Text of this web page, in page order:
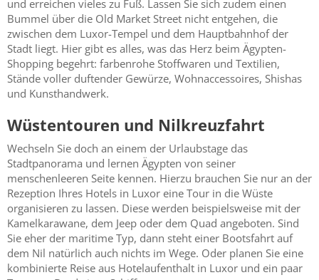
und erreichen vieles zu Fuß. Lassen Sie sich zudem einen
Bummel über die Old Market Street nicht entgehen, die
zwischen dem Luxor-Tempel und dem Hauptbahnhof der
Stadt liegt. Hier gibt es alles, was das Herz beim Ägypten-
Shopping begehrt: farbenrohe Stoffwaren und Textilien,
Stände voller duftender Gewürze, Wohnaccessoires, Shishas
und Kunsthandwerk.
Wüstentouren und Nilkreuzfahrt
Wechseln Sie doch an einem der Urlaubstage das
Stadtpanorama und lernen Ägypten von seiner
menschenleeren Seite kennen. Hierzu brauchen Sie nur an der
Rezeption Ihres Hotels in Luxor eine Tour in die Wüste
organisieren zu lassen. Diese werden beispielsweise mit der
Kamelkarawane, dem Jeep oder dem Quad angeboten. Sind
Sie eher der maritime Typ, dann steht einer Bootsfahrt auf
dem Nil natürlich auch nichts im Wege. Oder planen Sie eine
kombinierte Reise aus Hotelaufenthalt in Luxor und ein paar